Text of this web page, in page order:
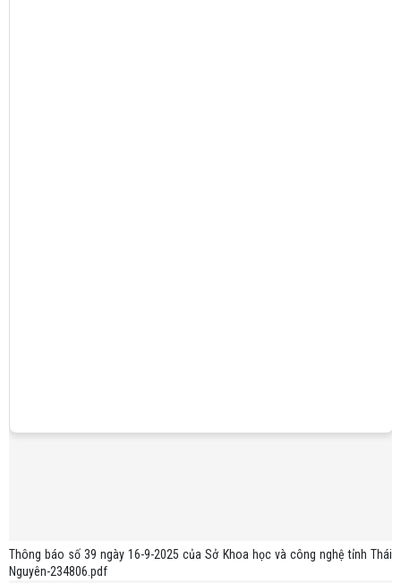
Thông báo số 39 ngày 16-9-2025 của Sở Khoa học và công nghệ tỉnh Thái
Nguyên-234806.pdf